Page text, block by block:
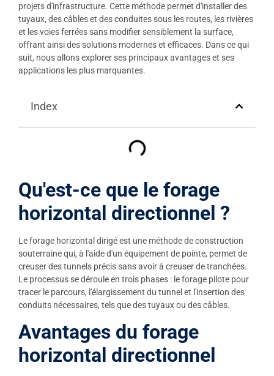
projets d'infrastructure. Cette méthode permet d'installer des
tuyaux, des câbles et des conduites sous les routes, les rivières
et les voies ferrées sans modifier sensiblement la surface,
offrant ainsi des solutions modernes et efficaces. Dans ce qui
suit, nous allons explorer ses principaux avantages et ses
applications les plus marquantes.
Index
Qu'est-ce que le forage
horizontal directionnel ?
Le forage horizontal dirigé est une méthode de construction
souterraine qui, à l'aide d'un équipement de pointe, permet de
creuser des tunnels précis sans avoir à creuser de tranchées.
Le processus se déroule en trois phases : le forage pilote pour
tracer le parcours, l'élargissement du tunnel et l'insertion des
conduits nécessaires, tels que des tuyaux ou des câbles.
Avantages du forage
horizontal directionnel